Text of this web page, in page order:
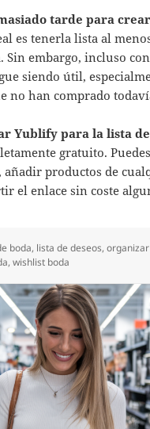
tarde para
es tenerla lista al
Sin embargo, incluso
siendo útil,
no han comprado
Yublify para la lista
gratuito.
añadir productos de
el enlace sin coste
boda, lista de deseos,
,wishlist boda